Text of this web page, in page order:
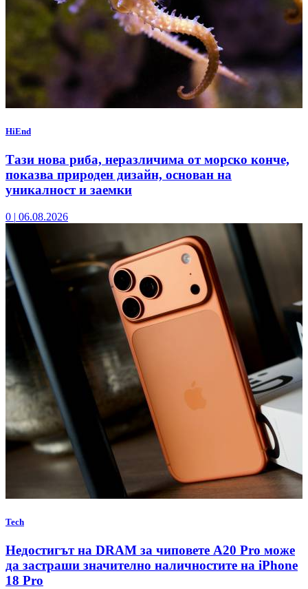
HiEnd
Тази нова риба, неразличима от морско конче,
показва природен дизайн, основан на
уникалност и заемки
0 | 06.08.2026
Tech
Недостигът на DRAM за чиповете A20 Pro може
да застраши значително наличностите на iPhone
18 Pro